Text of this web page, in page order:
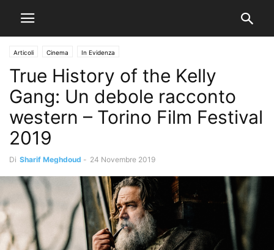
Articoli Cinema In Evidenza
True History of the Kelly
Gang: Un debole racconto
western – Torino Film Festival
2019
Di Sharif Meghdoud - 24 Novembre 2019